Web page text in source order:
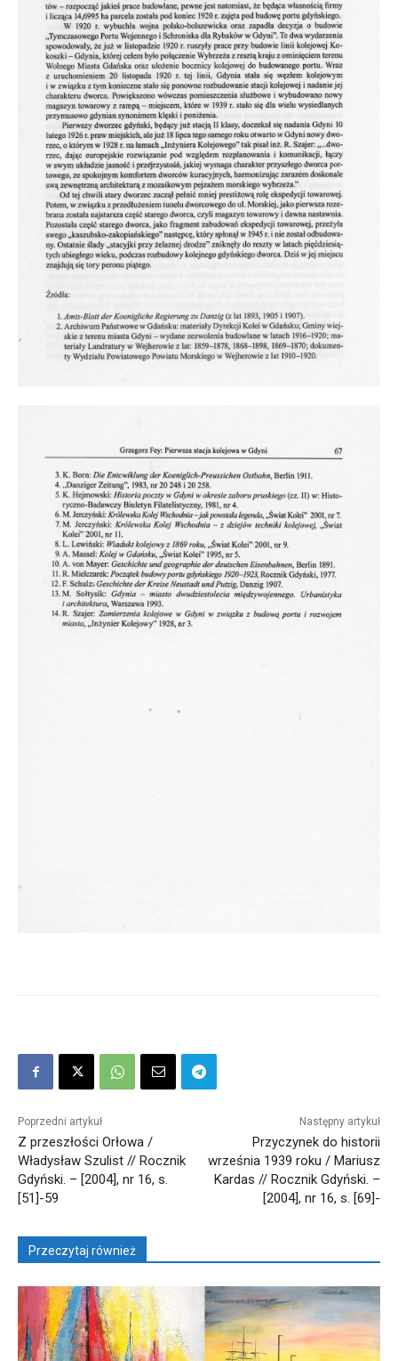
Poprzedni artykuł
Z przeszłości Orłowa /
Władysław Szulist // Rocznik
Gdyński. – [2004], nr 16, s.
[51]-59
Następny artykuł
Przyczynek do historii
września 1939 roku / Mariusz
Kardas // Rocznik Gdyński. –
[2004], nr 16, s. [69]-
Przeczytaj również